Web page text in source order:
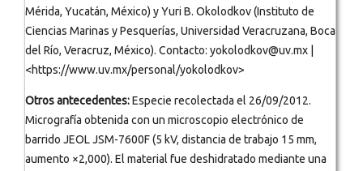
Mérida, Yucatán, México) y Yuri B. Okolodkov (Instituto de
Ciencias Marinas y Pesquerías, Universidad Veracruzana, Boca
del Río, Veracruz, México). Contacto: yokolodkov@uv.mx |
<https://www.uv.mx/personal/yokolodkov>
Otros antecedentes:Especie recolectada el 26/09/2012.
Micrografía obtenida con un microscopio electrónico de
barrido JEOL JSM-7600F (5 kV, distancia de trabajo 15 mm,
aumento ×2,000). El material fue deshidratado mediante una